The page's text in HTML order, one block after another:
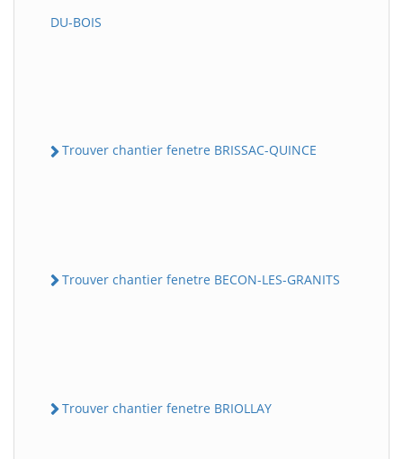
DU-BOIS
Trouver chantier fenetre BRISSAC-QUINCE
Trouver chantier fenetre BECON-LES-GRANITS
Trouver chantier fenetre BRIOLLAY